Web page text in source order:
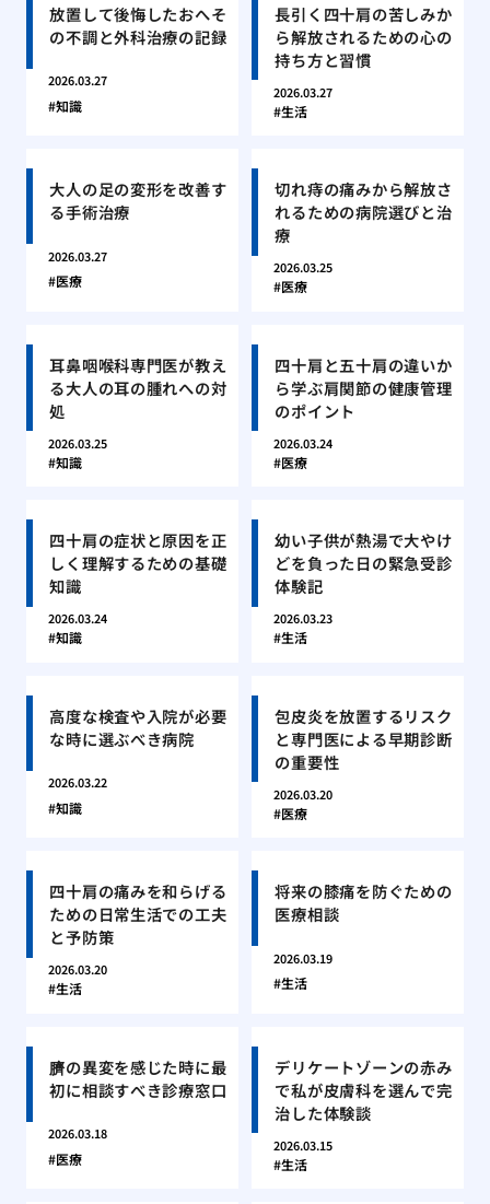
放置して後悔したおへそ
の不調と外科治療の記録
2026.03.27
知識
長引く四十肩の苦しみか
ら解放されるための心の
持ち方と習慣
2026.03.27
生活
大人の足の変形を改善す
る手術治療
2026.03.27
医療
切れ痔の痛みから解放さ
れるための病院選びと治
療
2026.03.25
医療
耳鼻咽喉科専門医が教え
る大人の耳の腫れへの対
処
2026.03.25
知識
四十肩と五十肩の違いか
ら学ぶ肩関節の健康管理
のポイント
2026.03.24
医療
四十肩の症状と原因を正
しく理解するための基礎
知識
2026.03.24
知識
幼い子供が熱湯で大やけ
どを負った日の緊急受診
体験記
2026.03.23
生活
高度な検査や入院が必要
な時に選ぶべき病院
2026.03.22
知識
包皮炎を放置するリスク
と専門医による早期診断
の重要性
2026.03.20
医療
四十肩の痛みを和らげる
ための日常生活での工夫
と予防策
2026.03.20
生活
将来の膝痛を防ぐための
医療相談
2026.03.19
生活
臍の異変を感じた時に最
初に相談すべき診療窓口
2026.03.18
医療
デリケートゾーンの赤み
で私が皮膚科を選んで完
治した体験談
2026.03.15
生活